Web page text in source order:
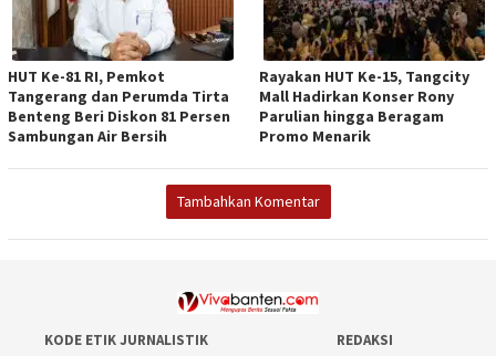
HUT Ke-81 RI, Pemkot
Tangerang dan Perumda Tirta
Benteng Beri Diskon 81 Persen
Sambungan Air Bersih
Rayakan HUT Ke-15, Tangcity
Mall Hadirkan Konser Rony
Parulian hingga Beragam
Promo Menarik
Tambahkan Komentar
KODE ETIK JURNALISTIK REDAKSI